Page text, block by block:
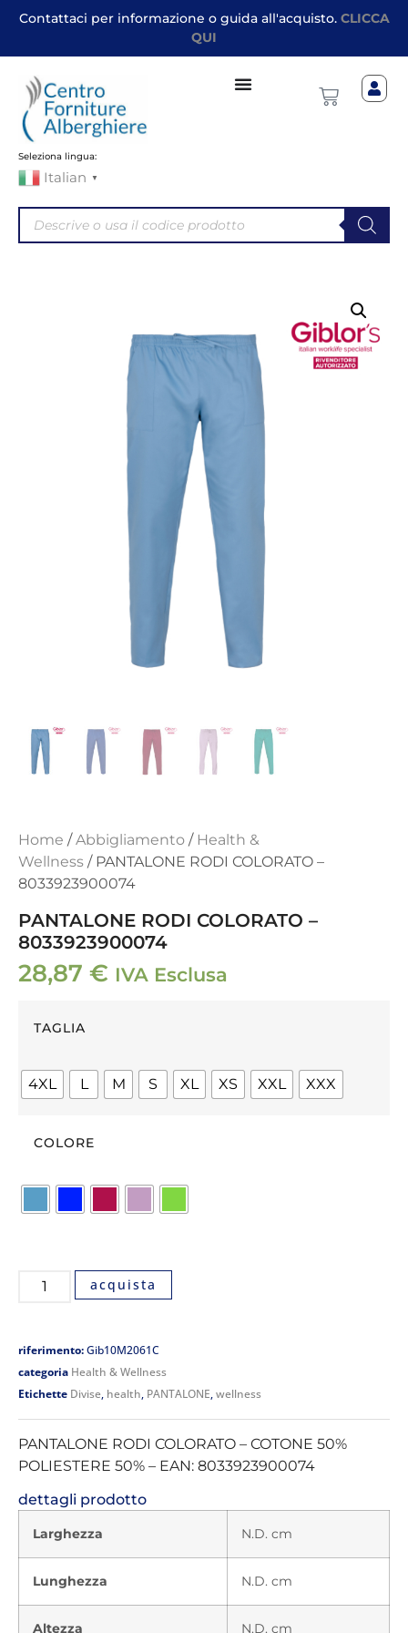
Contattaci per informazione o guida all'acquisto. CLICCA
QUI
Seleziona lingua:
Italian ▼
Home /Abbigliamento / Health &
Wellness / PANTALONE RODI COLORATO –
8033923900074
PANTALONE RODI COLORATO –
8033923900074
28,87 € IVA Esclusa
TAGLIA
4XL L M S XL XS XXL XXX
COLORE
acquista
riferimento:Gib10M2061C
categoria Health & Wellness
Etichette Divise, health, PANTALONE,wellness
PANTALONE RODI COLORATO – COTONE 50%
POLIESTERE 50% – EAN: 8033923900074
dettagli prodotto
Larghezza N.D. cm
Lunghezza N.D. cm
Altezza N.D. cm